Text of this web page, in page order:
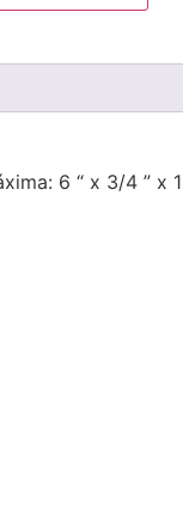
6 “ x 3/4 ” x